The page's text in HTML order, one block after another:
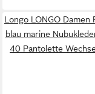
Longo LONGO Damen
blau marine
40 Pantolette